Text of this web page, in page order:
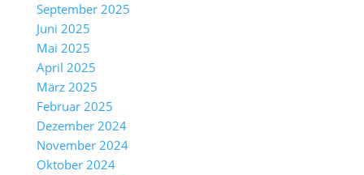
September 2025
Juni 2025
Mai 2025
April 2025
März 2025
Februar 2025
Dezember 2024
November 2024
Oktober 2024